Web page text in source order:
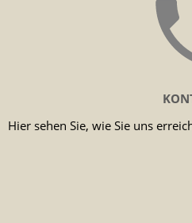
Hier sehen Sie, wie Sie uns